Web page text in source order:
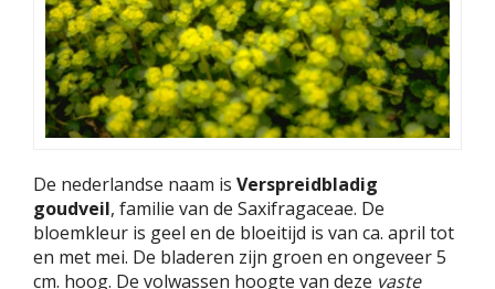
De nederlandse naam is Verspreidbladig
goudveil, familie van de Saxifragaceae. De
bloemkleur is geel en de bloeitijd is van ca. april tot
en met mei. De bladeren zijn groen en ongeveer 5
cm. hoog. De volwassen hoogte van deze vaste